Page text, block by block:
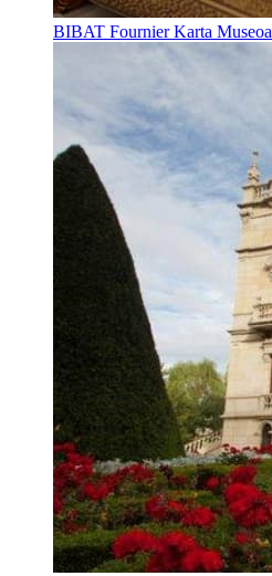
BIBAT Fournier Karta Museoa